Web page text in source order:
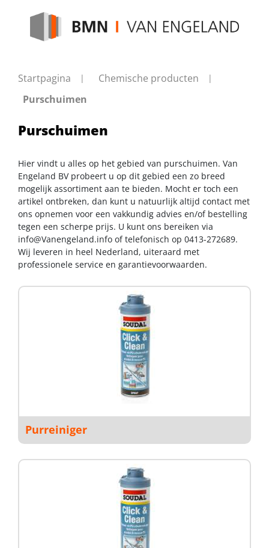
Startpagina
Chemische producten
Purschuimen
Purschuimen
Hier vindt u alles op het gebied van purschuimen. Van
Engeland BV probeert u op dit gebied een zo breed
mogelijk assortiment aan te bieden. Mocht er toch een
artikel ontbreken, dan kunt u natuurlijk altijd contact met
ons opnemen voor een vakkundig advies en/of bestelling
tegen een scherpe prijs. U kunt ons bereiken via
info@Vanengeland.info of telefonisch op 0413-272689.
Wij leveren in heel Nederland, uiteraard met
professionele service en garantievoorwaarden.
Purreiniger